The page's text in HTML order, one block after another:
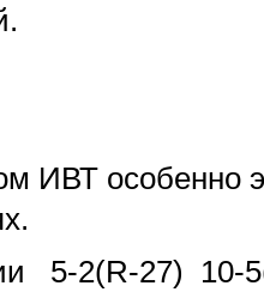
ИВТ особенно
5-2(R-27) 10-